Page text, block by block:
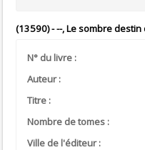
(13590) - --, Le sombre
N° du livre :
Auteur :
Titre :
Nombre de tomes :
Ville de l'éditeur :